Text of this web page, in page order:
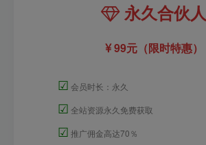
永久合伙人
99元（限时特惠）
☑ 会员时长：永久
☑ 全站资源永久免费获取
☑ 推广佣金高达70％